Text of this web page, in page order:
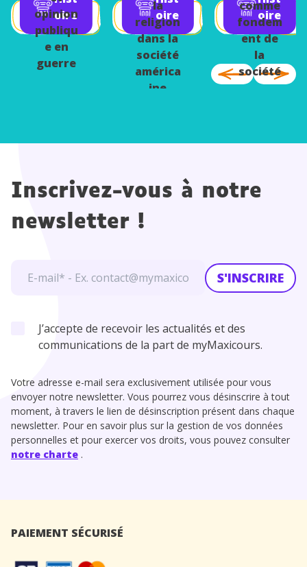
Dreyfus
oire
opinion
publiqu
e en
guerre
de
masse
oire
la
religion
dans la
société
américa
ine
oire
comme
fondem
ent de
la
société
Inscrivez-vous à notre
newsletter !
S'INSCRIRE
J’accepte de recevoir les actualités et des
communications de la part de myMaxicours.
Votre adresse e-mail sera exclusivement utilisée pour vous
envoyer notre newsletter. Vous pourrez vous désinscrire à tout
moment, à travers le lien de désinscription présent dans chaque
newsletter. Pour en savoir plus sur la gestion de vos données
personnelles et pour exercer vos droits, vous pouvez consulter
notre charte .
PAIEMENT SÉCURISÉ